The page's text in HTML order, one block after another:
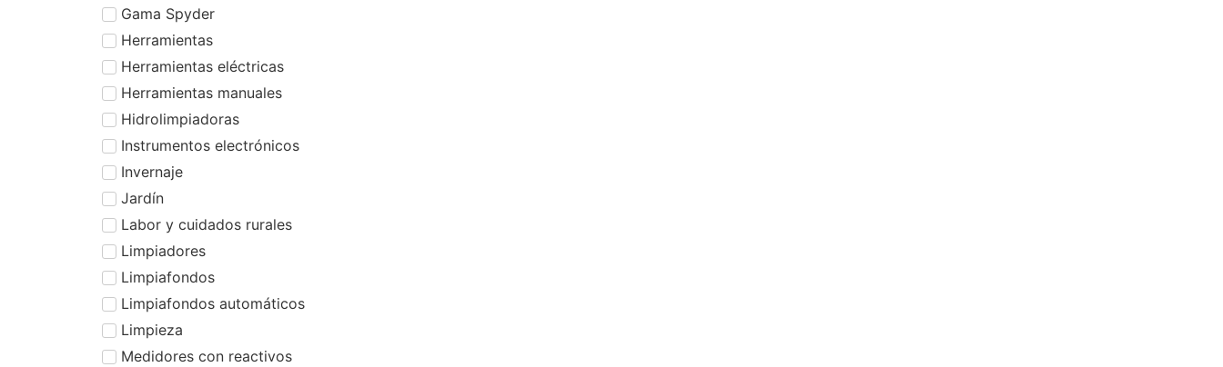
Gama Spyder
Herramientas
Herramientas eléctricas
Herramientas manuales
Hidrolimpiadoras
Instrumentos electrónicos
Invernaje
Jardín
Labor y cuidados rurales
Limpiadores
Limpiafondos
Limpiafondos automáticos
Limpieza
Medidores con reactivos